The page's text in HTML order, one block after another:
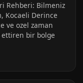
Rehberi: Bilmeniz
Kocaeli Derince
ve ozel zaman
ettiren bir bolge